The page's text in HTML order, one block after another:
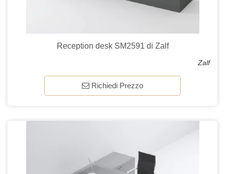
Reception desk SM2591 di Zalf
Zalf
Richiedi Prezzo